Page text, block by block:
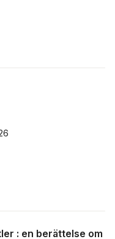
antal röster:
: en berättelse om